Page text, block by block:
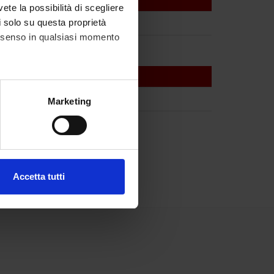
la possibilità di scegliere
su questa proprietà
in qualsiasi momento
metro,Marketing
Accetta tutti